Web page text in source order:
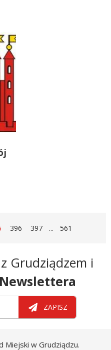
image
STRONA
396 STRONA
397 ... STRONA
561
Grudziądzem i
Newslettera
ZAPISZ
Miejski w Grudziądzu.